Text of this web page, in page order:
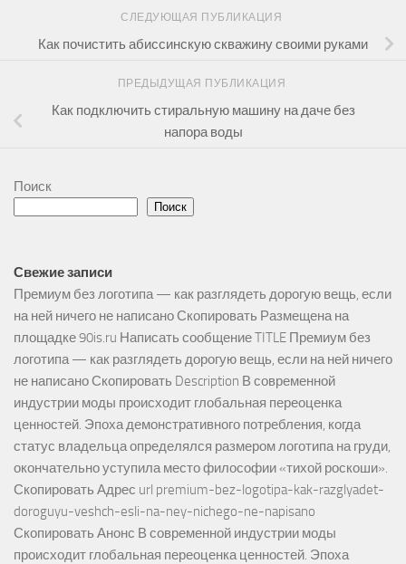
СЛЕДУЮЩАЯ ПУБЛИКАЦИЯ
Как почистить абиссинскую скважину своими руками
ПРЕДЫДУЩАЯ ПУБЛИКАЦИЯ
Как подключить стиральную машину на даче без
напора воды
Поиск
Поиск
Свежие записи
Премиум без логотипа — как разглядеть дорогую вещь, если
на ней ничего не написано Скопировать Размещена на
площадке 90is.ru Написать сообщение TITLE Премиум без
логотипа — как разглядеть дорогую вещь, если на ней ничего
не написано Скопировать Description В современной
индустрии моды происходит глобальная переоценка
ценностей. Эпоха демонстративного потребления, когда
статус владельца определялся размером логотипа на груди,
окончательно уступила место философии «тихой роскоши».
Скопировать Адрес url premium-bez-logotipa-kak-razglyadet-
doroguyu-veshch-esli-na-ney-nichego-ne-napisano
Скопировать Анонс В современной индустрии моды
происходит глобальная переоценка ценностей. Эпоха